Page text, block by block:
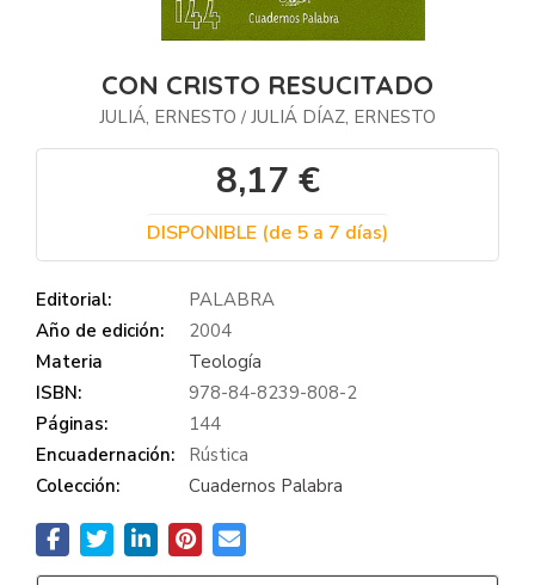
CON CRISTO RESUCITADO
JULIÁ, ERNESTO / JULIÁ DÍAZ, ERNESTO
8,17 €
DISPONIBLE (de 5 a 7 días)
Editorial:
PALABRA
Año de edición:
2004
Materia
Teología
ISBN:
978-84-8239-808-2
Páginas:
144
Encuadernación:
Rústica
Colección:
Cuadernos Palabra